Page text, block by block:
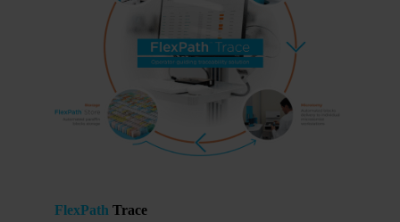
FlexPath Trace